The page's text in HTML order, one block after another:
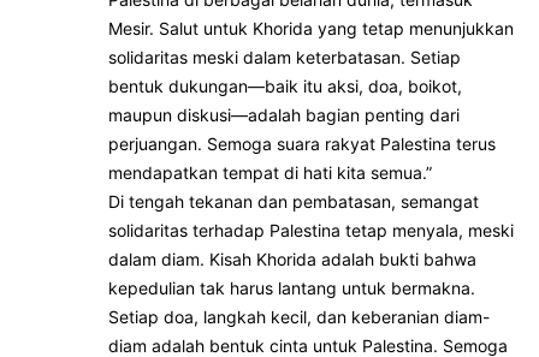
Mesir. Salut untuk Khorida yang tetap menunjukkan
solidaritas meski dalam keterbatasan. Setiap
bentuk dukungan—baik itu aksi, doa, boikot,
maupun diskusi—adalah bagian penting dari
perjuangan. Semoga suara rakyat Palestina terus
mendapatkan tempat di hati kita semua.”
Di tengah tekanan dan pembatasan, semangat
solidaritas terhadap Palestina tetap menyala, meski
dalam diam. Kisah Khorida adalah bukti bahwa
kepedulian tak harus lantang untuk bermakna.
Setiap doa, langkah kecil, dan keberanian diam-
diam adalah bentuk cinta untuk Palestina. Semoga